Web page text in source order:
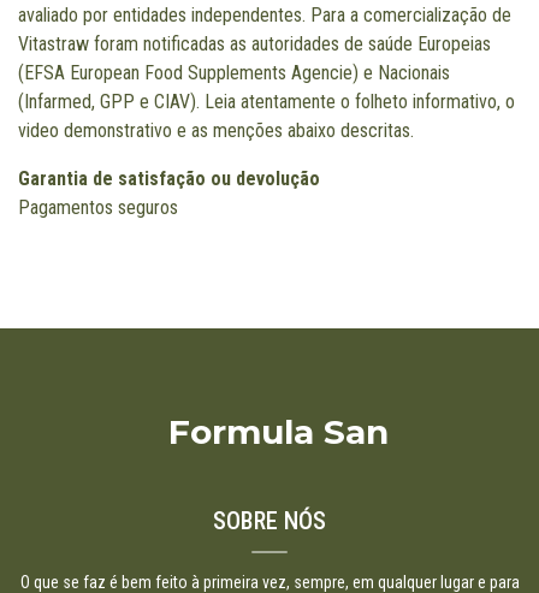
avaliado por entidades independentes. Para a comercialização de
Vitastraw foram notificadas as autoridades de saúde Europeias
(EFSA European Food Supplements Agencie) e Nacionais
(Infarmed, GPP e CIAV). Leia atentamente o folheto informativo, o
video demonstrativo e as menções abaixo descritas.
Garantia de satisfação ou devolução
Pagamentos seguros
Formula San
SOBRE NÓS
O que se faz é bem feito à primeira vez, sempre, em qualquer lugar e para